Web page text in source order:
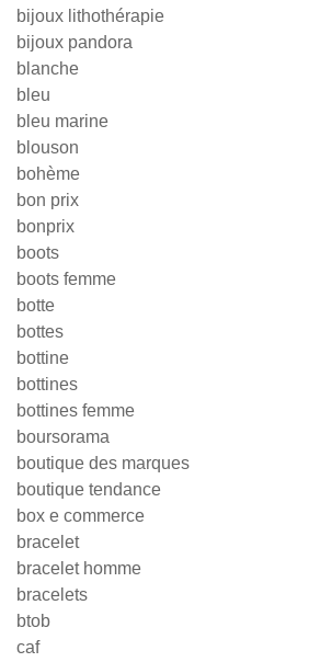
bijoux lithothérapie
bijoux pandora
blanche
bleu
bleu marine
blouson
bohème
bon prix
bonprix
boots
boots femme
botte
bottes
bottine
bottines
bottines femme
boursorama
boutique des marques
boutique tendance
box e commerce
bracelet
bracelet homme
bracelets
btob
caf